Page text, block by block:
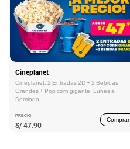
Cineplanet
Cineplanet: 2 Entradas 2D + 2 Bebidas
Grandes + Pop corn gigante. Lunes a
Domingo
PRECIO
S/ 47.90
Comprar